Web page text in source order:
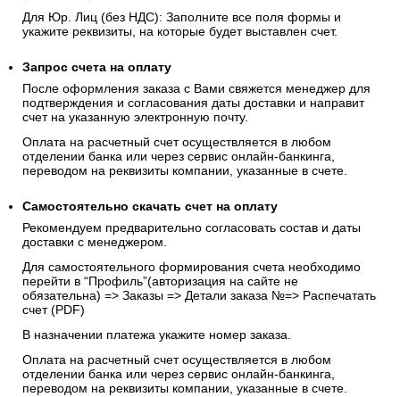
Для Юр. Лиц (без НДС): Заполните все поля формы и
укажите реквизиты, на которые будет выставлен счет.
Запрос счета на оплату
После оформления заказа с Вами свяжется менеджер для
подтверждения и согласования даты доставки и направит
счет на указанную электронную почту.
Оплата на расчетный счет осуществляется в любом
отделении банка или через сервис онлайн-банкинга,
переводом на реквизиты компании, указанные в счете.
Самостоятельно скачать счет на оплату
Рекомендуем предварительно согласовать состав и даты
доставки с менеджером.
Для самостоятельного формирования счета необходимо
перейти в “Профиль”(авторизация на сайте не
обязательна) => Заказы => Детали заказа №=> Распечатать
счет (PDF)
В назначении платежа укажите номер заказа.
Оплата на расчетный счет осуществляется в любом
отделении банка или через сервис онлайн-банкинга,
переводом на реквизиты компании, указанные в счете.